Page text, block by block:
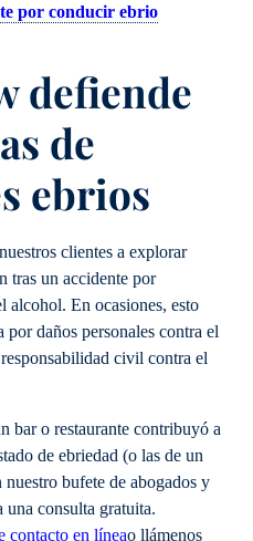
por conducir ebrio
defiende
de
ebrios
clientes a explorar
tras un accidente por
alcohol. En ocasiones, esto
daños personales contra el
civil contra el
bar o restaurante contribuyó a
de ebriedad (o las de un
bufete de abogados y
una consulta gratuita.
contacto en líneao llámenos